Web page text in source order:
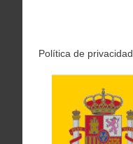
Política de privacidad